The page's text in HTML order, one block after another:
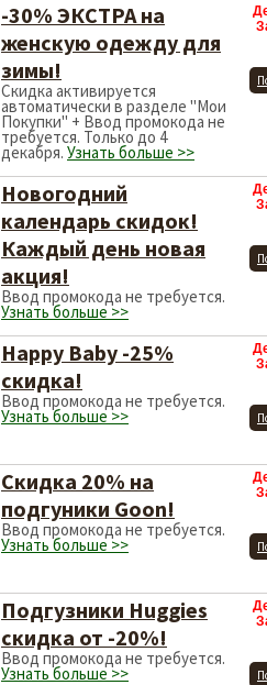
-30% ЭКСТРА на
женскую одежду для
зимы!
Скидка активируется
автоматически в разделе "Мои
Покупки" + Ввод промокода не
требуется. Только до 4
декабря. Узнать больше >>
Новогодний
календарь скидок!
Каждый день новая
акция!
Ввод промокода не требуется.
Узнать больше >>
Happy Baby -25%
скидка!
Ввод промокода не требуется.
Узнать больше >>
Скидка 20% на
подгуники Goon!
Ввод промокода не требуется.
Узнать больше >>
Подгузники Huggies
скидка от -20%!
Ввод промокода не требуется.
Узнать больше >>